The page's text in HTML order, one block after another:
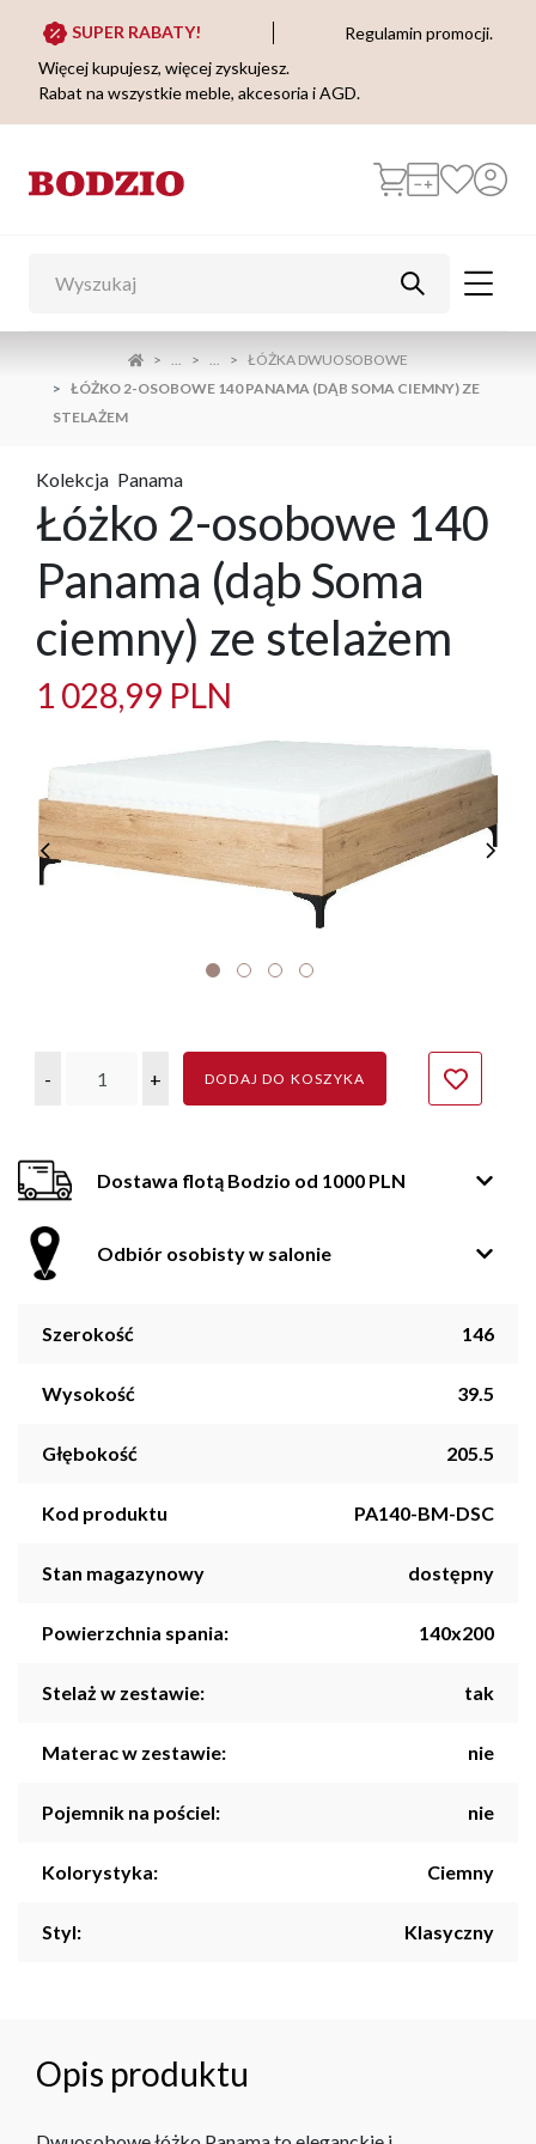
SUPER RABATY!
Regulamin promocji.
Więcej kupujesz, więcej zyskujesz.
Rabat na wszystkie meble, akcesoria i AGD.
... ...
ŁÓŻKA DWUOSOBOWE
ŁÓŻKO 2-OSOBOWE 140 PANAMA (DĄB SOMA CIEMNY) ZE
STELAŻEM
Kolekcja Panama
Łóżko 2-osobowe 140
Panama (dąb Soma
ciemny) ze stelażem
1 028,99 PLN
- + DODAJ DO KOSZYKA
Dostawa flotą Bodzio od 1000 PLN
Odbiór osobisty w salonie
Szerokość 146
Wysokość 39.5
Głębokość 205.5
Kod produktu PA140-BM-DSC
Stan magazynowy dostępny
Powierzchnia spania: 140x200
Stelaż w zestawie: tak
Materac w zestawie: nie
Pojemnik na pościel: nie
Kolorystyka: Ciemny
Styl: Klasyczny
Opis produktu